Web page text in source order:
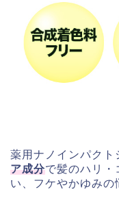
薬用ナノインパクト
ア成分で髪のハリ・
い、フケやかゆみの